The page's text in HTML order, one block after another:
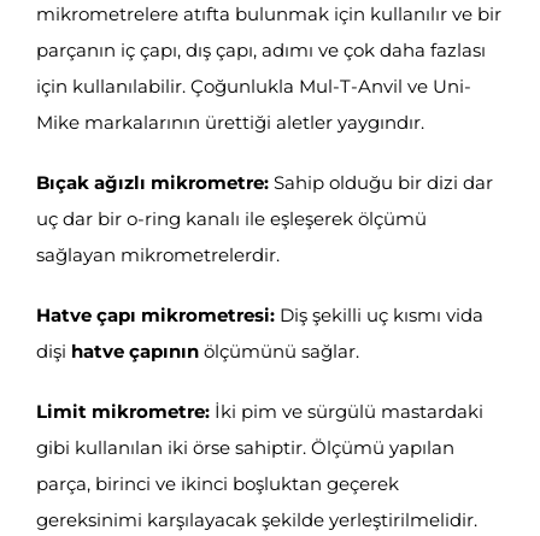
mikrometrelere atıfta bulunmak için kullanılır ve bir
parçanın iç çapı, dış çapı, adımı ve çok daha fazlası
için kullanılabilir. Çoğunlukla Mul-T-Anvil ve Uni-
Mike markalarının ürettiği aletler yaygındır.
Bıçak ağızlı mikrometre: Sahip olduğu bir dizi dar
uç dar bir o-ring kanalı ile eşleşerek ölçümü
sağlayan mikrometrelerdir.
Hatve çapı mikrometresi: Diş şekilli uç kısmı vida
dişi hatve çapınınölçümünü sağlar.
Limit mikrometre: İki pim vesürgülü mastardaki
gibi kullanılan iki örse sahiptir. Ölçümü yapılan
parça, birinci ve ikinci boşluktan geçerek
gereksinimi karşılayacak şekilde yerleştirilmelidir.